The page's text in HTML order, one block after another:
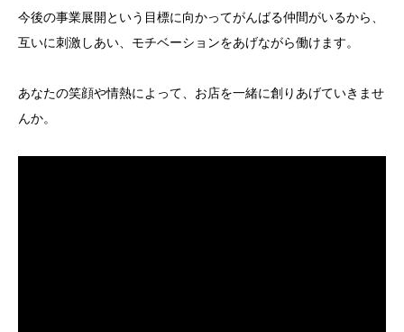
今後の事業展開という目標に向かってがんばる仲間がいるから、
互いに刺激しあい、モチベーションをあげながら働けます。
あなたの笑顔や情熱によって、お店を一緒に創りあげていきませ
んか。